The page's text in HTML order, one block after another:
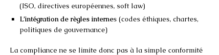
(ISO, directives européennes, soft law)
L’intégration de règles internes (codes éthiques, chartes,
politiques de gouvernance)
La compliance ne se limite donc pas à la simple conformité